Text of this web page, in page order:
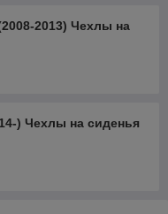
2013) Чехлы на
) Чехлы на сиденья